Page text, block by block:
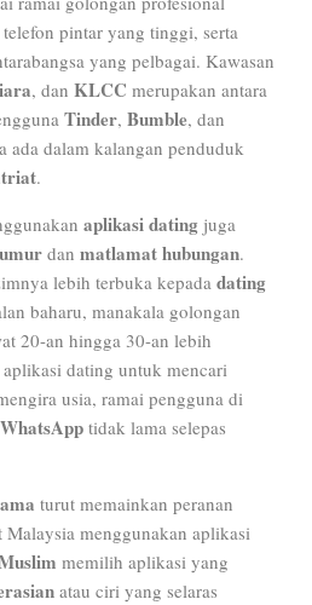
pintar yang tinggi, serta
yang pelbagai. Kawasan
, dan KLCC merupakan antara
Tinder, Bumble, dan
ada dalam kalangan penduduk
.
aplikasi dating juga
umur dan matlamat hubungan.
lebih terbuka kepada dating
baharu, manakala golongan
20-an hingga 30-an lebih
dating untuk mencari
usia, ramai pengguna di
WhatsApp tidak lama selepas
turut memainkan peranan
menggunakan aplikasi
memilih aplikasi yang
atau ciri yang selaras